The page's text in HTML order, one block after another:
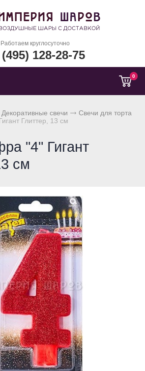
Работаем круглосуточно
128-28-75
0
Декоративные свечи
Свечи для торта
Глиттер, 13 см
"4" Гигант
см